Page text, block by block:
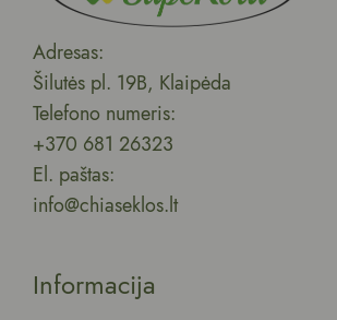
Adresas:
Šilutės pl. 19B, Klaipėda
Telefono numeris:
+370 681 26323
El. paštas:
info@chiaseklos.lt
Informacija